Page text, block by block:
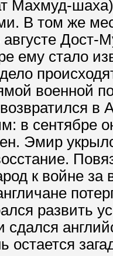
Махмуд-
В том же
августе
ему стало
военной
в
в сентябре
Эмир
к войне
развить
сдался
остается